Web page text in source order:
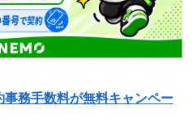
事務手数料が無料キャンペー